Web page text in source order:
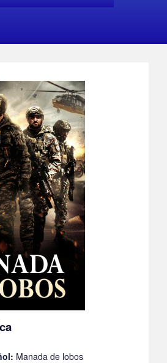
Manada de lobos